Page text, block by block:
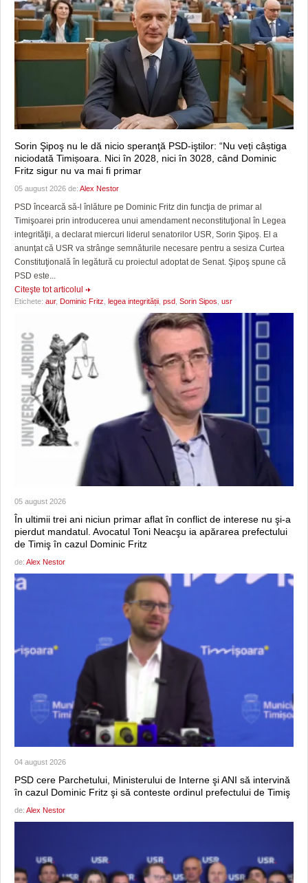
Sorin Şipoş nu le dă nicio speranţă PSD-iştilor: “Nu veți câștiga
niciodată Timișoara. Nici în 2028, nici în 3028, când Dominic
Fritz sigur nu va mai fi primar
05 august 2026 de: Alex Nestor
PSD încearcă să-l înlăture pe Dominic Fritz din funcţia de primar al
Timişoarei prin introducerea unui amendament neconstituţional în Legea
integrităţii, a declarat miercuri liderul senatorilor USR, Sorin Şipoş. El a
anunţat că USR va strânge semnăturile necesare pentru a sesiza Curtea
Constituţională în legătură cu proiectul adoptat de Senat. Şipoş spune că
PSD este...
Citeşte tot articolul
Etichete: aur, Dominic Fritz legea integrității psd Sorin Sipos usr
05 august 2026
În ultimii trei ani niciun primar aflat în conflict de interese nu şi-a
pierdut mandatul. Avocatul Toni Neacşu ia apărarea prefectului
de Timiş în cazul Dominic Fritz
de: Alex Nestor
04 august 2026
PSD cere Parchetului, Ministerului de Interne şi ANI să intervină
în cazul Dominic Fritz şi să conteste ordinul prefectului de Timiş
de: Alex Nestor